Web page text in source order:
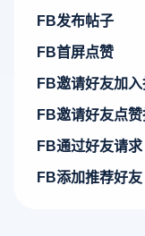
FB发布帖子
FB首屏点赞
FB邀请好友加
FB邀请好友点
FB通过好友请求
FB添加推荐好友